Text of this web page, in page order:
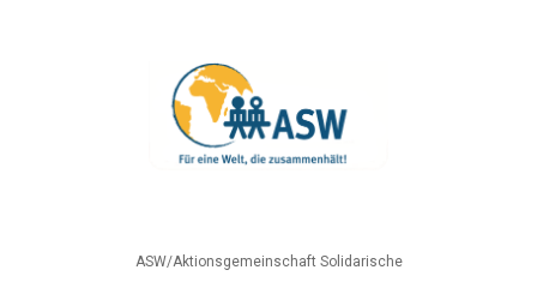
ASW/Aktionsgemeinschaft Solidarische